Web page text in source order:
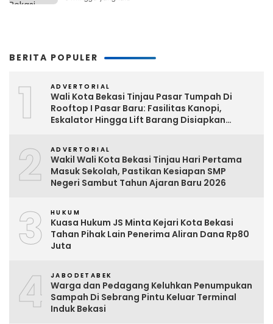
BERITA POPULER
1 ADVERTORIAL
Wali Kota Bekasi Tinjau Pasar Tumpah Di
Rooftop I Pasar Baru: Fasilitas Kanopi,
Eskalator Hingga Lift Barang Disiapkan
2 ADVERTORIAL
Wakil Wali Kota Bekasi Tinjau Hari Pertama
Masuk Sekolah, Pastikan Kesiapan SMP
Negeri Sambut Tahun Ajaran Baru 2026
3 HUKUM
Kuasa Hukum JS Minta Kejari Kota Bekasi
Tahan Pihak Lain Penerima Aliran Dana Rp80
Juta
4 JABODETABEK
Warga dan Pedagang Keluhkan Penumpukan
Sampah Di Sebrang Pintu Keluar Terminal
Induk Bekasi